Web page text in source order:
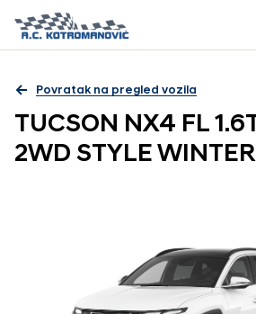
Povratak na pregled vozila
TUCSON NX4 FL
2WD STYLE